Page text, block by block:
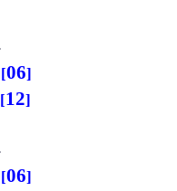
06
12
06